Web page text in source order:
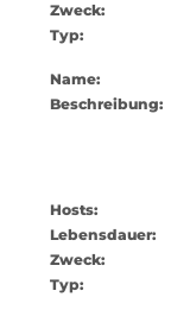
Zweck:
Typ:
Name:
Beschreibung:
Hosts:
Lebensdauer:
Zweck:
Typ: